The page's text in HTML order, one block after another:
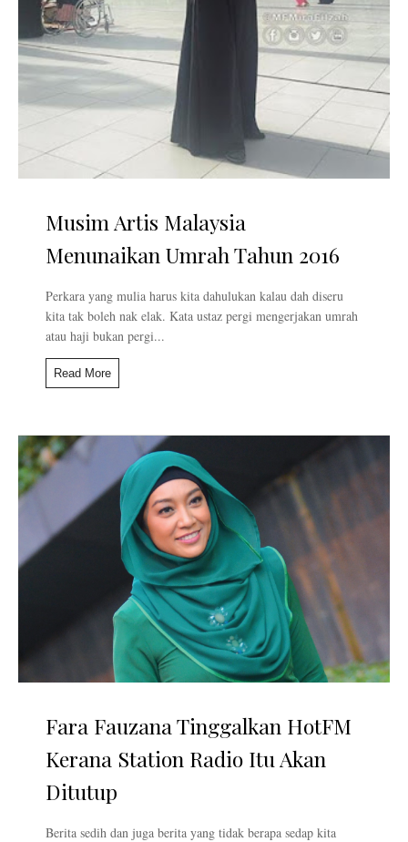
Musim Artis Malaysia
Menunaikan Umrah Tahun 2016
Perkara yang mulia harus kita dahulukan kalau dah diseru
kita tak boleh nak elak. Kata ustaz pergi mengerjakan umrah
atau haji bukan pergi...
Read More
Fara Fauzana Tinggalkan HotFM
Kerana Station Radio Itu Akan
Ditutup
Berita sedih dan juga berita yang tidak berapa sedap kita